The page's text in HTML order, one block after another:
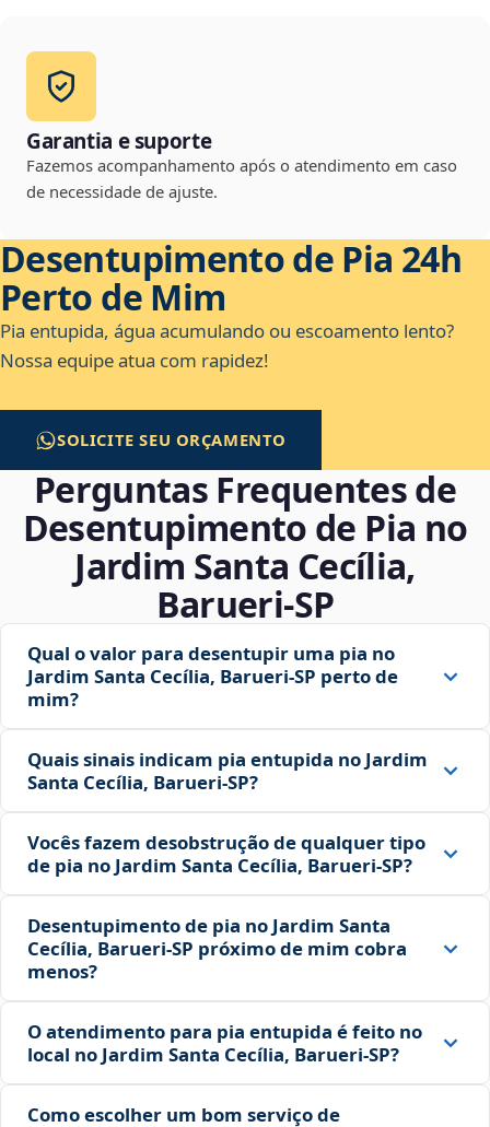
Garantia e suporte
Fazemos acompanhamento após o atendimento em caso
de necessidade de ajuste.
Desentupimento de Pia 24h
Perto de Mim
Pia entupida, água acumulando ou escoamento lento?
Nossa equipe atua com rapidez!
SOLICITE SEU ORÇAMENTO
Perguntas Frequentes de
Desentupimento de Pia no
Jardim Santa Cecília,
Barueri‑SP
Qual o valor para desentupir uma pia no
Jardim Santa Cecília, Barueri‑SP perto de
mim?
Quais sinais indicam pia entupida no Jardim
Santa Cecília, Barueri‑SP?
Vocês fazem desobstrução de qualquer tipo
de pia no Jardim Santa Cecília, Barueri‑SP?
Desentupimento de pia no Jardim Santa
Cecília, Barueri‑SP próximo de mim cobra
menos?
O atendimento para pia entupida é feito no
local no Jardim Santa Cecília, Barueri‑SP?
Como escolher um bom serviço de